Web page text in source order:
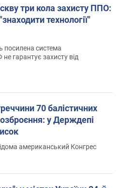
три кола захисту ППО:
технології"
посилена система
гарантує захисту від
70 балістичних
у Держдепі
американський Конгрес